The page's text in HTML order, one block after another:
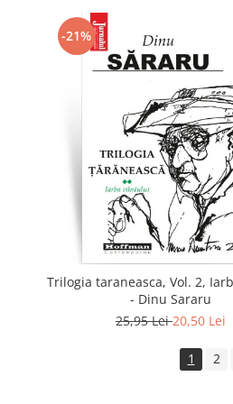
-21%
Trilogia taraneasca, Vol. 2,
- Dinu Sararu
25,95 Lei20,50 Lei
1 2